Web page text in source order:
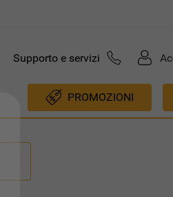
Supporto e servizi
PROMOZIONI